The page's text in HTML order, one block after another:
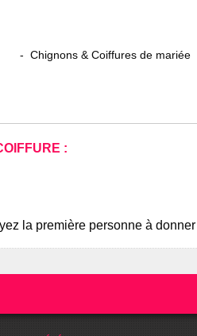
Chignons & Coiffures de mariée
:
la première personne à